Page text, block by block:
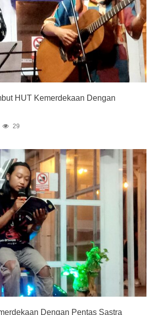
HUT Kemerdekaan Dengan
29
Dengan Pentas Sastra